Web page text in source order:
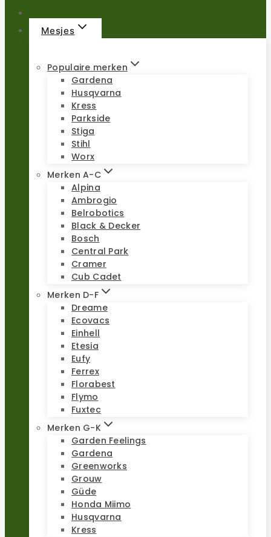
Mesjes
Populaire merken
Gardena
Husqvarna
Kress
Parkside
Stiga
Stihl
Worx
Merken A-C
Alpina
Ambrogio
Belrobotics
Black & Decker
Bosch
Central Park
Cramer
Cub Cadet
Merken D-F
Dreame
Ecovacs
Einhell
Etesia
Eufy
Ferrex
Florabest
Flymo
Fuxtec
Merken G-K
Garden Feelings
Gardena
Greenworks
Grouw
Güde
Honda Miimo
Husqvarna
Kress